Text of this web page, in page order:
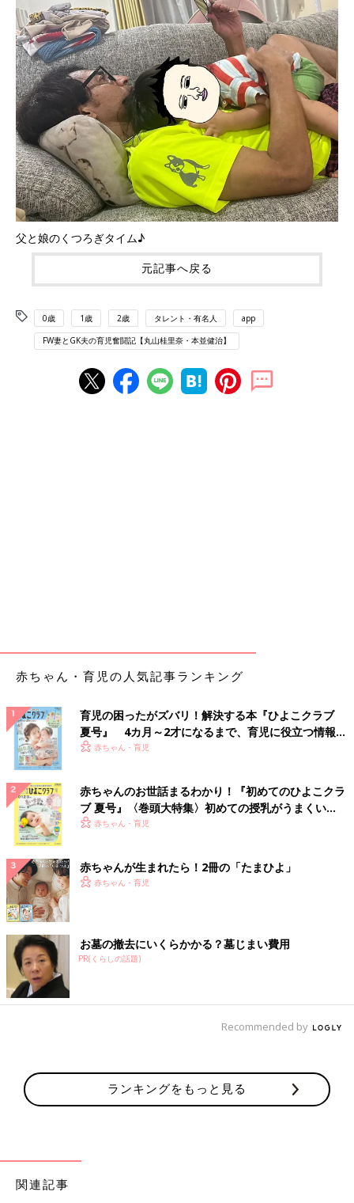
父と娘のくつろぎタイム♪
元記事へ戻る
0歳 1歳 2歳 タレント・有名人 app
FW妻とGK夫の育児奮闘記【丸山桂里奈・本並健治】
赤ちゃん・育児の人気記事ランキング
育児の困ったがズバリ！解決する本『ひよこクラブ
夏号』 4カ月～2才になるまで、育児に役立つ情報が
いっぱい！
赤ちゃん・育児
赤ちゃんのお世話まるわかり！『初めてのひよこクラ
ブ 夏号』〈巻頭大特集〉初めての授乳がうまくい
く！ おっぱい・ミルクの基本と夏のトラブル 解決テ
赤ちゃん・育児
赤ちゃんが生まれたら！2冊の「たまひよ」
赤ちゃん・育児
お墓の撤去にいくらかかる？墓じまい費用
PR(くらしの話題)
Recommended by
ランキングをもっと見る
関連記事